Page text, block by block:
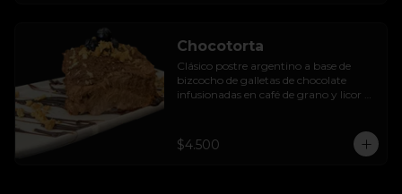
Chocotorta
Clásico postre argentino a base de
bizcocho de galletas de chocolate
infusionadas en café de grano y licor de
$4.500